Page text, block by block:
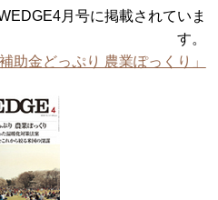
月号に掲載されていま
す。
助金どっぷり 農業ぽっくり」